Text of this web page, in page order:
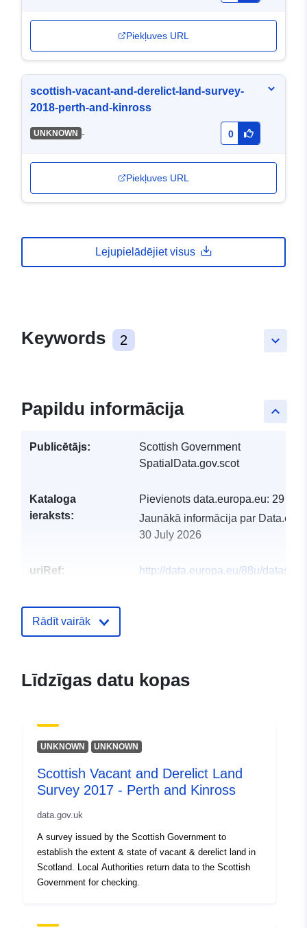
Piekļuves URL
scottish-vacant-and-derelict-land-survey-
2018-perth-and-kinross
UNKNOWN - 0
Piekļuves URL
Lejupielādējiet visus
keyboard_arrow_down
Keywords 2
keyboard_arrow_up
Papildu informācija
Publicētājs:
Scottish Government
SpatialData.gov.scot
Kataloga
ieraksts:
Pievienots data.europa.eu: 29
Jaunākā informācija par
30 July 2026
uriRef:
http://data.europa.eu/88u/dataset/
Rādīt vairāk
Līdzīgas datu kopas
UNKNOWN UNKNOWN
Scottish Vacant and Derelict Land
Survey 2017 - Perth and Kinross
data.gov.uk
A survey issued by the Scottish Government to
establish the extent & state of vacant & derelict land in
Scotland. Local Authorities return data to the Scottish
Government for checking.